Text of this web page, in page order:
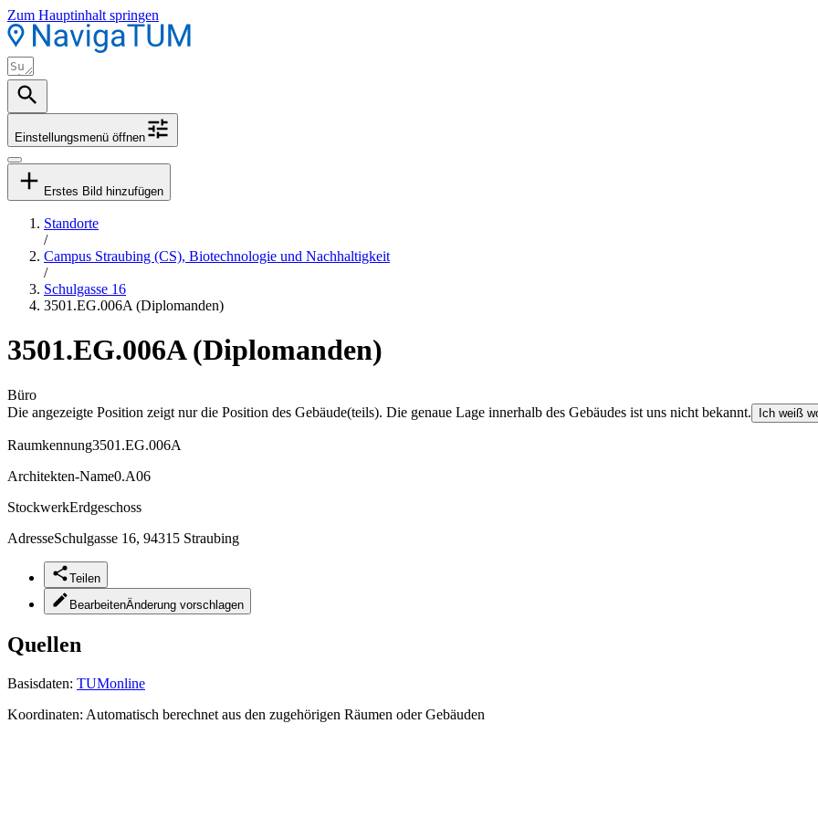
Zum Hauptinhalt springen
Einstellungsmenü öffnen
Erstes Bild hinzufügen
Standorte
/
Campus Straubing (CS), Biotechnologie und Nachhaltigkeit
/
Schulgasse 16
3501.EG.006A (Diplomanden)
3501.EG.006A (Diplomanden)
Büro
Die angezeigte Position zeigt nur die Position des Gebäude(teils). Die genaue Lage innerhalb des Gebäudes ist uns nicht bekannt.
Ich weiß
Raumkennung3501.EG.006A
Architekten-Name0.A06
StockwerkErdgeschoss
AdresseSchulgasse 16, 94315 Straubing
Teilen
BearbeitenÄnderung vorschlagen
Quellen
Basisdaten: TUMonline
Koordinaten: Automatisch berechnet aus den zugehörigen Räumen oder Gebäuden